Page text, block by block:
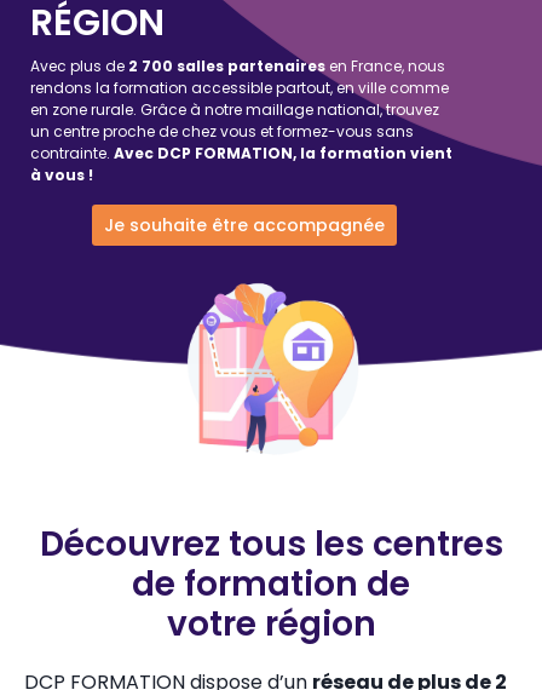
RÉGION
Avec plus de 2 700 salles partenaires en France, nous
rendons la formation accessible partout, en ville comme
en zone rurale. Grâce à notre maillage national, trouvez
un centre proche de chez vous et formez-vous sans
contrainte. Avec DCP FORMATION, la formation vient
à vous !
Je souhaite être accompagnée
Découvrez tous les centres
de formation de
votre région
DCP FORMATION dispose d’un réseau de plus de 2